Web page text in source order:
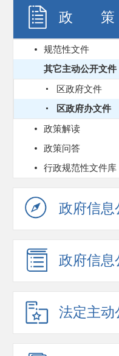
政 策
规范性文件
其它主动公开文件
区政府文件
区政府办文件
政策解读
政策问答
行政规范性文件库
政府信息
政府信息
法定主动